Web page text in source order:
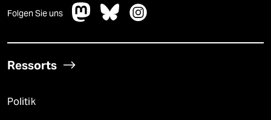
Folgen Sie uns
Ressorts
Politik